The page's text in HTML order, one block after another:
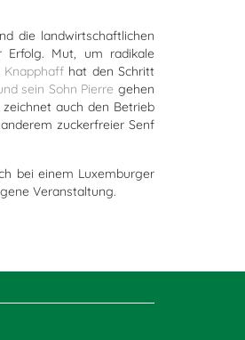
die landwirtschaftlichen
Erfolg. Mut, um radikale
Knapphaffhat den Schritt
sein Sohn Pierre gehen
auch den Betrieb
zuckerfreier Senf
bei einem Luxemburger
Veranstaltung.